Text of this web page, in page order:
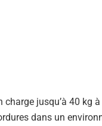
charge jusqu’à 40
dans un